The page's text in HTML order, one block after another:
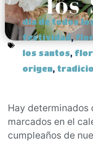
día de todos
festividad,
los santos,
origen,
Hay determinados
marcados en el
cumpleaños de